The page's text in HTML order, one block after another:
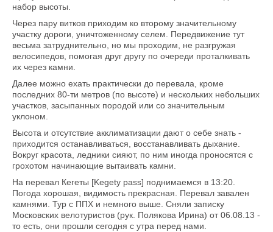
набор высоты.
Через пару витков приходим ко второму значительному
участку дороги, уничтоженному селем. Передвижение тут
весьма затруднительно, но мы проходим, не разгружая
велосипедов, помогая друг другу по очереди проталкивать
их через камни.
Далее можно ехать практически до перевала, кроме
последних 80-ти метров (по высоте) и нескольких небольших
участков, засыпанных породой или со значительным
уклоном.
Высота и отсутствие акклиматизации дают о себе знать -
приходится останавливаться, восстанавливать дыхание.
Вокруг красота, ледники сияют, по ним иногда проносятся с
грохотом начинающие вытаивать камни.
На перевал Кегеты [Kegety pass] поднимаемся в 13:20.
Погода хорошая, видимость прекрасная. Перевал завален
камнями. Тур с ППХ и немного выше. Сняли записку
Московских велотуристов (рук. Полякова Ирина) от 06.08.13 -
то есть, они прошли сегодня с утра перед нами.